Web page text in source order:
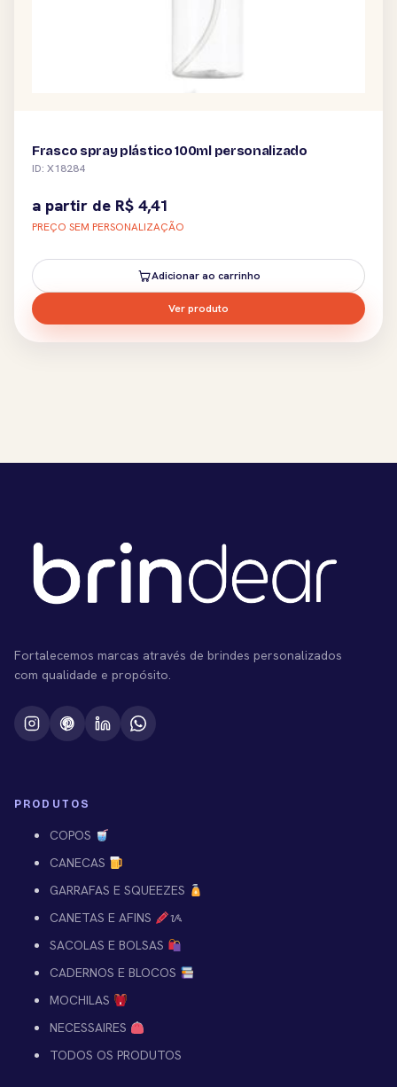
Frasco spray plástico 100ml personalizado
ID: X18284
a partir de R$ 4,41
PREÇO SEM PERSONALIZAÇÃO
Adicionar ao carrinho
Ver produto
Fortalecemos marcas através de brindes personalizados
com qualidade e propósito.
PRODUTOS
COPOS
CANECAS
GARRAFAS E SQUEEZES
CANETAS E AFINS
ᝰ
SACOLAS E BOLSAS
CADERNOS E BLOCOS
MOCHILAS
NECESSAIRES
TODOS OS PRODUTOS